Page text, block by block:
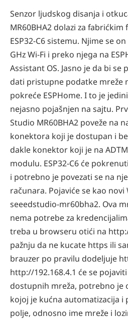
Senzor ljudskog disanja i
MR60BHA2 dolazi za
ESP32-C6 sistemu. Njime se
GHz Wi-Fi i preko njega na
Assistant OS. Jasno je da bi
dati pristupne podatke mreže
pokreće ESPHome. I to je
nejasno pojašnjen na sajtu.
Studio MR60BHA2 poveže na
konektora koji je dostupan i
dakle konektor koji je na
modulu. ESP32-C6 će
i potrebno je povezati se na
računara. Pojaviće se kao novi
seeedstudio-mr60bha2. Ova
nema potrebe za
treba u browseru otići na
pažnju da ne kucate https ili
brauzer po pravilu dodeljuje
http://192.168.4.1 će se
dostupnih mreža, potrebno je
kojoj je kućna automatizacija i
polje, odnosno ime mreže i